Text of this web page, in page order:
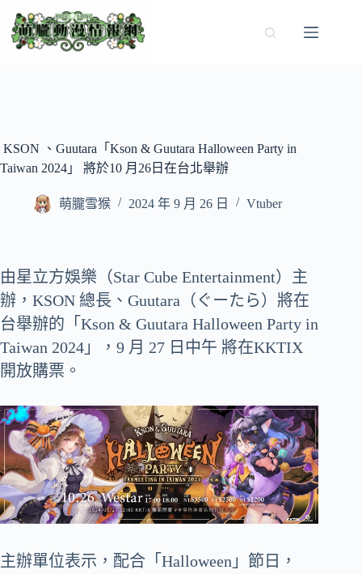
至
KSON 、Guutara「Kson & Guutara Halloween Party in
Taiwan 2024」 將於10 月26日在台北舉辦
萌朧雪猴 2024 年 9 月 26 日 Vtuber
由星立方娛樂（Star Cube Entertainment）主
辦，KSON 總長、Guutara（ぐーたら）將在
台舉辦的「Kson & Guutara Halloween Party in
Taiwan 2024」，9 月 27 日中午 將在KKTIX
開放購票。
主辦單位表示，配合「Halloween」節日，